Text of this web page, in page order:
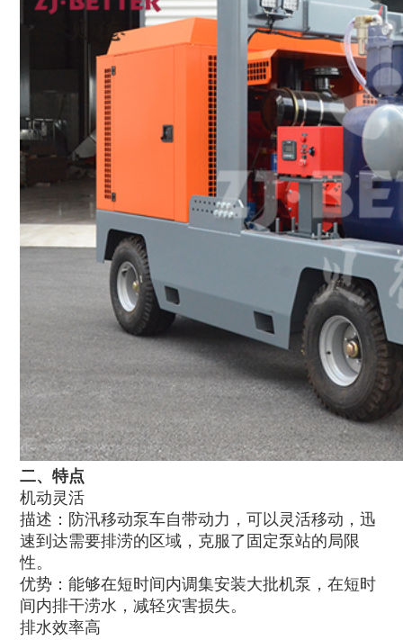
二、特点
机动灵活
描述：防汛移动泵车自带动力，可以灵活移动，迅
速到达需要排涝的区域，克服了固定泵站的局限
性。
优势：能够在短时间内调集安装大批机泵，在短时
间内排干涝水，减轻灾害损失。
排水效率高